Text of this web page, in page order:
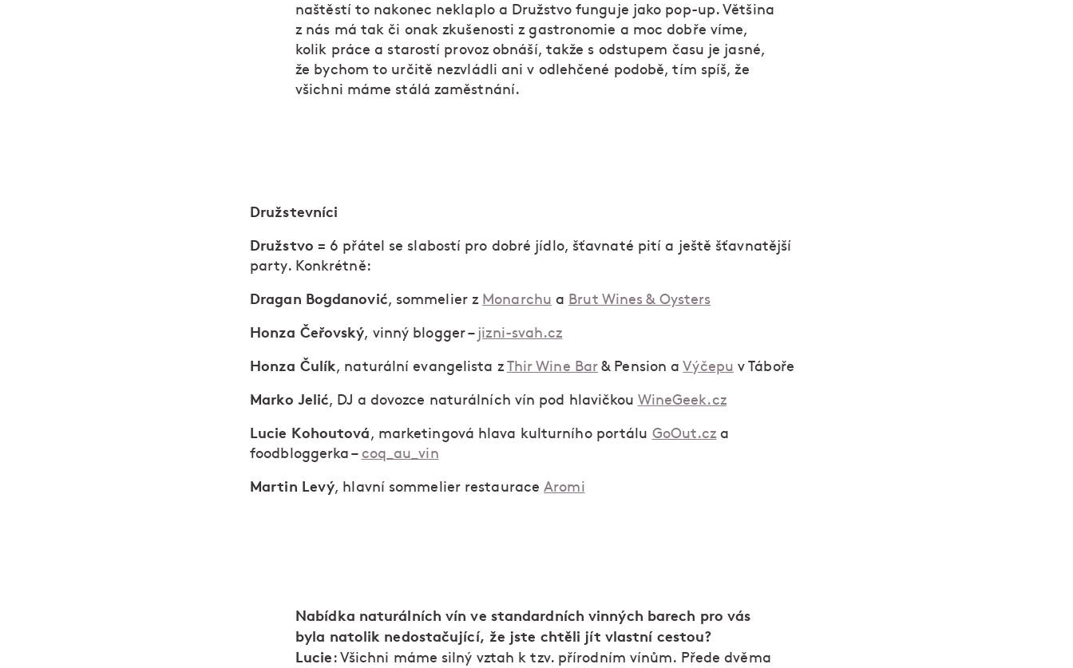
naštěstí to nakonec neklaplo a Družstvo funguje jako pop-up. Většina
z nás má tak či onak zkušenosti z gastronomie a moc dobře víme,
kolik práce a starostí provoz obnáší, takže s odstupem času je jasné,
že bychom to určitě nezvládli ani v odlehčené podobě, tím spíš, že
všichni máme stálá zaměstnání.
Družstevníci
Družstvo = 6 přátel se slabostí pro dobré jídlo, šťavnaté pití a ještě šťavnatější
party. Konkrétně:
Dragan Bogdanović, sommelier z Monarchu a Brut Wines & Oysters
Honza Čeřovský, vinný blogger – jizni-svah.cz
Honza Čulík, naturální evangelista z Thir Wine Bar & Pension aVýčepu v Táboře
Marko Jelić, DJ a dovozce naturálních vín pod hlavičkou WineGeek.cz
Lucie Kohoutová , marketingová hlava kulturního portálu GoOut.cz a
foodbloggerka – coq_au_vin
Martin Levý, hlavní sommelier restauraceAromi
Nabídka naturálních vín ve standardních vinných barech pro vás
byla natolik nedostačující, že jste chtěli jít vlastní cestou?
Lucie : Všichni máme silný vztah k tzv. přírodním vínům. Přede dvěma